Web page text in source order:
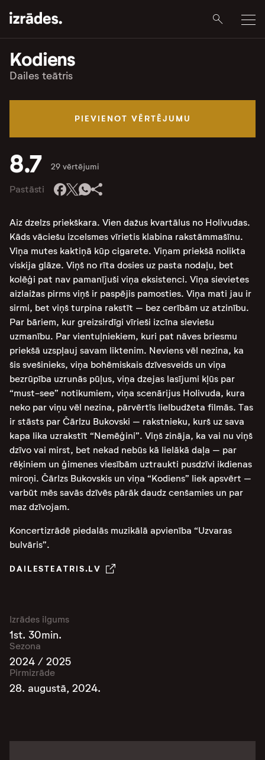
Kodiens
Dailes teātris
PIEVIENOT VĒRTĒJUMU
8.7 29 vērtējumi
Pastāsti
Aiz dzelzs priekškara. Vien dažus kvartālus no Holivudas.
Kāds vāciešu izcelsmes vīrietis klabina rakstāmmašīnu.
Viņa mutes kaktiņā kūp cigarete. Viņam priekšā nolikta
viskija glāze. Viņš no rīta dosies uz pasta nodaļu, bet
kolēģi pat nav pamanījuši viņa eksistenci. Viņa sievietes
aizlaižas pirms viņš ir paspējis pamosties. Viņa mati jau ir
sirmi, bet viņš turpina rakstīt – bez cerībām uz atzinību.
Par bāriem, kur greizsirdīgi vīrieši izcīna sieviešu
uzmanību. Par vientuļniekiem, kuri pat nāves briesmu
priekšā uzspļauj savam liktenim. Neviens vēl nezina, ka
šis svešinieks, viņa bohēmiskais dzīvesveids un viņa
bezrūpība uzrunās pūļus, viņa dzejas lasījumi kļūs par
“must-see” notikumiem, viņa scenārijus Holivuda, kura
neko par viņu vēl nezina, pārvērtīs lielbudžeta filmās. Tas
ir stāsts par Čārlzu Bukovski – rakstnieku, kurš uz sava
kapa lika uzrakstīt “Nemēģini”. Viņš zināja, ka vai nu viņš
dzīvo vai mirst, bet nekad nebūs kā lielākā daļa – par
rēķiniem un ģimenes viesībām uztraukti pusdzīvi ikdienas
miroņi. Čārlzs Bukovskis un viņa “Kodiens” liek apsvērt –
varbūt mēs savās dzīvēs pārāk daudz cenšamies un par
maz dzīvojam.
Koncertizrādē piedalās muzikālā apvienība “Uzvaras
bulvāris”.
DAILESTEATRIS.LV
Izrādes ilgums
1st. 30min.
Sezona
2024 / 2025
Pirmizrāde
28. augustā, 2024.